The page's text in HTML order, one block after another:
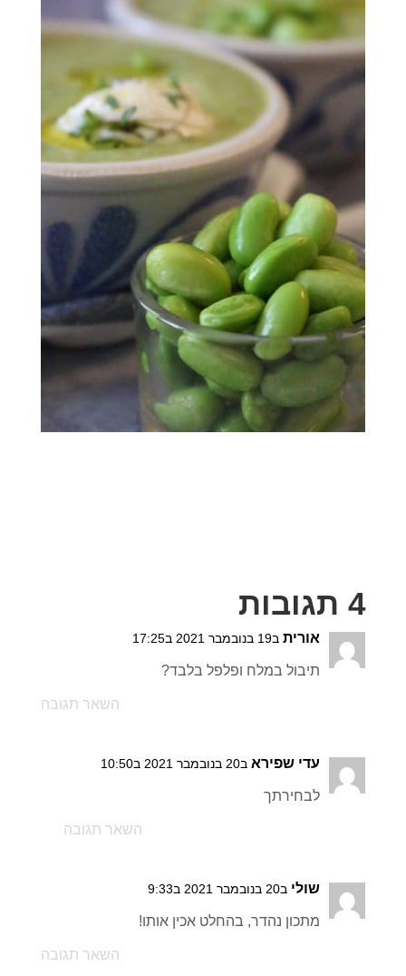
4 תגובות
אורית ב19 בנובמבר 2021 ב17:25
תיבול במלח ופלפל בלבד?
השאר תגובה
עדי שפירא ב20 בנובמבר 2021 ב10:50
לבחירתך
השאר תגובה
שולי ב20 בנובמבר 2021 ב9:33
מתכון נהדר, בהחלט אכין אותו!
השאר תגובה